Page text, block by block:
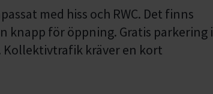
med hiss och RWC. Det finns
knapp för öppning. Gratis parkering i
kräver en kort